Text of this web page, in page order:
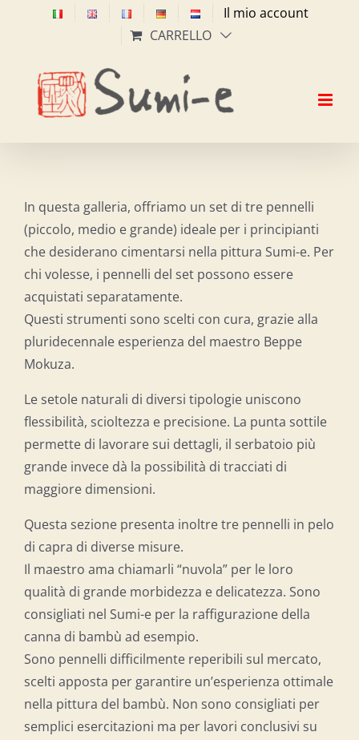
Il mio account
CARRELLO
In questa galleria, offriamo un set di tre pennelli
(piccolo, medio e grande) ideale per i principianti
che desiderano cimentarsi nella pittura Sumi-e. Per
chi volesse, i pennelli del set possono essere
acquistati separatamente.
Questi strumenti sono scelti con cura, grazie alla
pluridecennale esperienza del maestro Beppe
Mokuza.
Le setole naturali di diversi tipologie uniscono
flessibilità, scioltezza e precisione. La punta sottile
permette di lavorare sui dettagli, il serbatoio più
grande invece dà la possibilità di tracciati di
maggiore dimensioni.
Questa sezione presenta inoltre tre pennelli in pelo
di capra di diverse misure.
Il maestro ama chiamarli “nuvola” per le loro
qualità di grande morbidezza e delicatezza. Sono
consigliati nel Sumi-e per la raffigurazione della
canna di bambù ad esempio.
Sono pennelli difficilmente reperibili sul mercato,
scelti apposta per garantire un’esperienza ottimale
nella pittura del bambù. Non sono consigliati per
semplici esercitazioni ma per lavori conclusivi su